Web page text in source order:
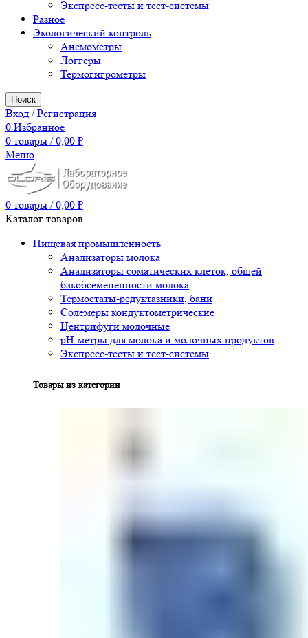
Экспресс-тесты и тест-системы
Разное
Экологический контроль
Анемометры
Логгеры
Термогигрометры
Поиск
Вход / Регистрация
0 Избранное
0 товары / 0,00 ₽
Меню
0 товары / 0,00 ₽
Каталог товаров
Пищевая промышленность
Анализаторы молока
Анализаторы соматических клеток, общей
бакобсемененности молока
Термостаты-редуктазники, бани
Солемеры кондуктометрические
Центрифуги молочные
pH-метры для молока и молочных продуктов
Экспресс-тесты и тест-системы
Товары из категории